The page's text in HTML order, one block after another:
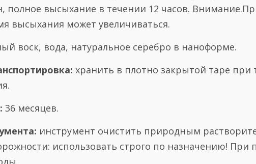
полное высыхание в течении 12 часов.
высыхания может увеличиваться.
воск, вода, натуральное серебро в наноформе.
хранить в плотно закрытой таре при
36 месяцев.
инструмент очистить природным
использовать строго по назначению!